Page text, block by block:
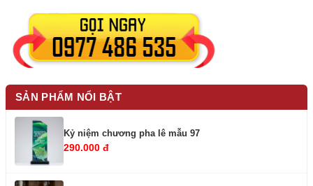
SẢN PHẨM NỔI BẬT
Kỷ niệm chương pha lê mẫu 97
290.000 đ